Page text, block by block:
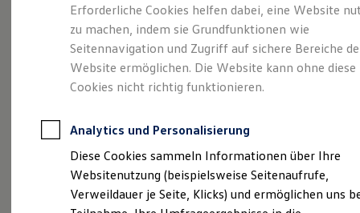
Leasing
Leasing-Angebote
Gebrauchtwagen Leasing
Junge Gebrauchtwagen-Leasing
Elektroauto Leasing
Kleinwagen-Leasing
Leasing ohne Anzahlung
Autokredit mit Schlussrate
Versicherungen und Garantien
Kfz-Versicherung
Restschuldversicherungen
Garantien
Wartungsverträge
Eine Spur Extra. Der
neue vollelektrische
ID. Polo
Erforderliche Cookies helfen dabei, eine Website
zu machen, indem sie Grundfunktionen wie
Seitennavigation und Zugriff auf sichere Bereiche
Website ermöglichen. Die Website kann ohne diese
Cookies nicht richtig funktionieren.
Analytics und Personalisierung
Diese Cookies sammeln Informationen über Ihre
Websitenutzung (beispielsweise Seitenaufrufe,
Verweildauer je Seite, Klicks) und ermöglichen uns